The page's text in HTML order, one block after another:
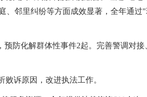
、邻里纠纷等方面成效显著，全年通过
预防化解群体性事件2起。完善警调对接
诉原因，改进执法工作。